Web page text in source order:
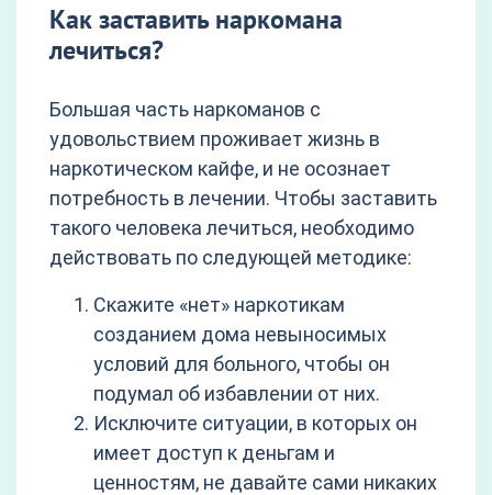
Как заставить наркомана
лечиться?
Большая часть наркоманов с
удовольствием проживает жизнь в
наркотическом кайфе, и не осознает
потребность в лечении. Чтобы заставить
такого человека лечиться, необходимо
действовать по следующей методике:
Скажите «нет» наркотикам
созданием дома невыносимых
условий для больного, чтобы он
подумал об избавлении от них.
Исключите ситуации, в которых он
имеет доступ к деньгам и
ценностям, не давайте сами никаких